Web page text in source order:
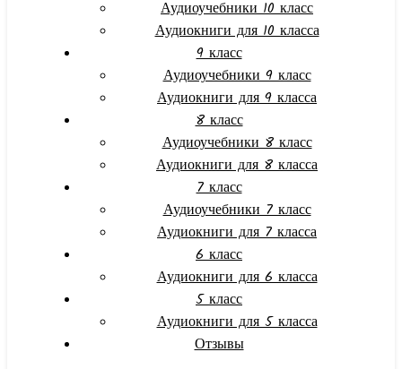
Аудиоучебники 10 класс
Аудиокниги для 10 класса
9 класс
Аудиоучебники 9 класс
Аудиокниги для 9 класса
8 класс
Аудиоучебники 8 класс
Аудиокниги для 8 класса
7 класс
Аудиоучебники 7 класс
Аудиокниги для 7 класса
6 класс
Аудиокниги для 6 класса
5 класс
Аудиокниги для 5 класса
Отзывы